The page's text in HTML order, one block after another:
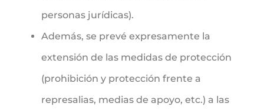
personas jurídicas).
Además, se prevé expresamente la
extensión de las medidas de protección
(prohibición y protección frente a
represalias, medias de apoyo, etc.) a las